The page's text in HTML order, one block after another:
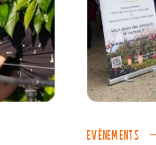
EVÈNEMENTS